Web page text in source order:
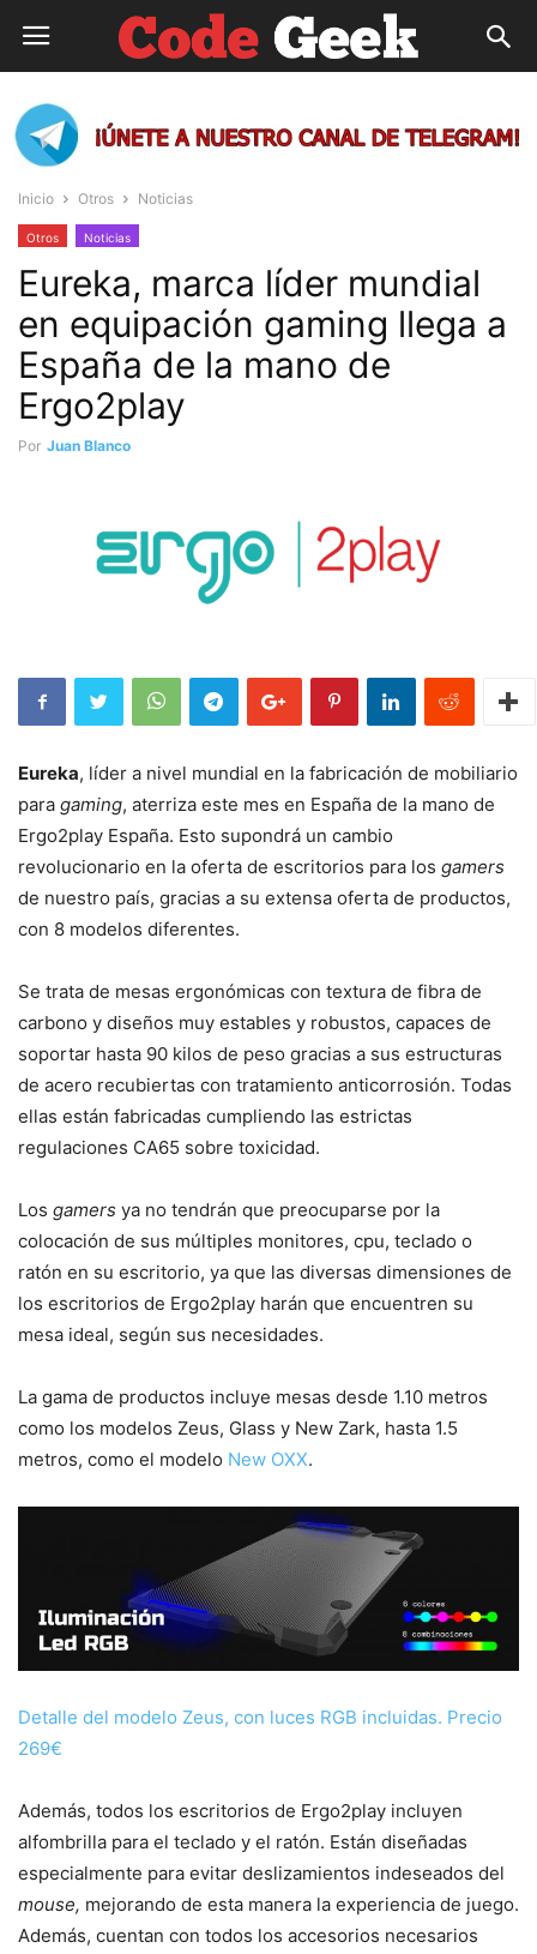
Inicio Otros Noticias
Otros Noticias
Eureka, marca líder mundial
en equipación gaming llega a
España de la mano de
Ergo2play
Por Juan Blanco
Eureka, líder a nivel mundial en la fabricación de mobiliario
para gaming, aterriza este mes en España de la mano de
Ergo2play España. Esto supondrá un cambio
revolucionario en la oferta de escritorios para los gamers
de nuestro país, gracias a su extensa oferta de productos,
con 8 modelos diferentes.
Se trata de mesas ergonómicas con textura de fibra de
carbono y diseños muy estables y robustos, capaces de
soportar hasta 90 kilos de peso gracias a sus estructuras
de acero recubiertas con tratamiento anticorrosión. Todas
ellas están fabricadas cumpliendo las estrictas
regulaciones CA65 sobre toxicidad.
Los gamers ya no tendrán que preocuparse por la
colocación de sus múltiples monitores, cpu, teclado o
ratón en su escritorio, ya que las diversas dimensiones de
los escritorios de Ergo2play harán que encuentren su
mesa ideal, según sus necesidades.
La gama de productos incluye mesas desde 1.10 metros
como los modelos Zeus, Glass y New Zark, hasta 1.5
metros, como el modelo New OXX.
Detalle del modelo Zeus, con luces RGB incluidas. Precio
269€
Además, todos los escritorios de Ergo2play incluyen
alfombrilla para el teclado y el ratón. Están diseñadas
especialmente para evitar deslizamientos indeseados del
mouse, mejorando de esta manera la experiencia de juego.
Además, cuentan con todos los accesorios necesarios